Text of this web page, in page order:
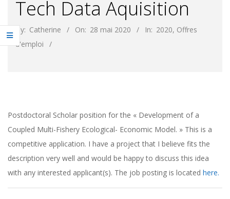
Tech Data Aquisition
By: Catherine On: 28 mai 2020 In: 2020, Offres
d'emploi
Postdoctoral Scholar position for the « Development of a
Coupled Multi-Fishery Ecological- Economic Model. » This is a
competitive application. I have a project that I believe fits the
description very well and would be happy to discuss this idea
with any interested applicant(s). The job posting is located here.